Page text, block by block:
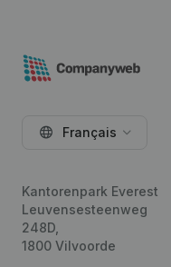
Français
Kantorenpark Everest
Leuvensesteenweg
248D,
1800 Vilvoorde